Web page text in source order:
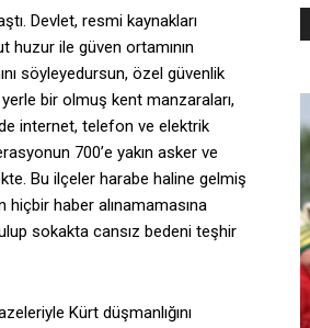
Devlet, resmi kaynakları
huzur ile güven ortamının
söyleyedursun, özel güvenlik
bir olmuş kent manzaraları,
internet, telefon ve elektrik
700’e yakın asker ve
Bu ilçeler harabe haline gelmiş
haber alınamamasına
sokakta cansız bedeni teşhir
Kürt düşmanlığını